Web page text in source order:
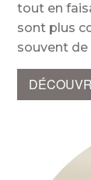
tout en
sont plus
souvent